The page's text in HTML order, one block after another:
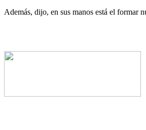
Además, dijo, en sus manos está el formar